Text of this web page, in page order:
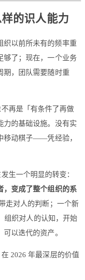
的识人能力
织以前所未有的频率重
够了；现在，一个业务
期，团队需要随时重
再是「有条件了再做
力的基础设施。没有实
移动棋子——凭经验，
生一个明显的转变：
，变成了整个组织的系
走对人的判断；一个新
组织对人的认知，开始
以迭代的资产。
2026 年最深层的价值